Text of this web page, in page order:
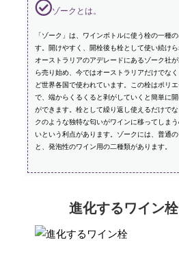
ゾークとは。
「ゾーク」は、ワインボトルに使う栓の一種
す。開けやすく、開栓後も栓として使い続けら
オーストラリアのアデレードにあるゾーク社が
ら売り始め、今ではオーストラリアだけでな
ど世界各国で使われています。この栓はポリ
で、端からくるくると剥がしていくと簡単に開
ができます。栓として繰り返し使えるだけで
クのような独特な匂いがワインに移ってしま
いという利点があります。ゾークには、普通
と、発泡性のワイン用の二種類があります。
進化するワイン栓